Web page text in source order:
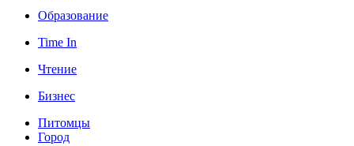
Образование
Time In
Чтение
Бизнес
Питомцы
Город